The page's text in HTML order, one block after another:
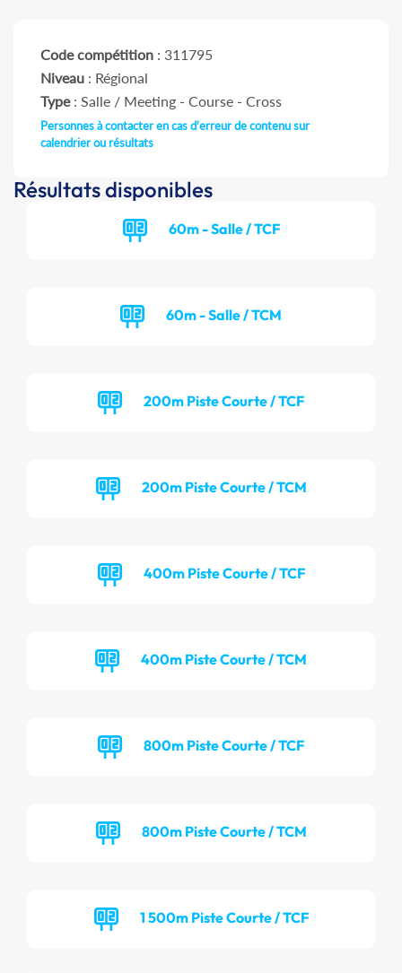
Code compétition : 311795
Niveau : Régional
Type: Salle / Meeting - Course - Cross
Personnes à contacter en cas d'erreur de contenu sur
calendrier ou résultats
Résultats disponibles
60m - Salle / TCF
60m - Salle / TCM
200m Piste Courte / TCF
200m Piste Courte / TCM
400m Piste Courte / TCF
400m Piste Courte / TCM
800m Piste Courte / TCF
800m Piste Courte / TCM
1 500m Piste Courte / TCF